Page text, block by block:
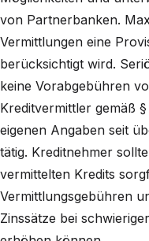
von Partnerbanken.
Vermittlungen eine
berücksichtigt wird.
keine Vorabgebühren
Kreditvermittler gemäß
eigenen Angaben seit
tätig. Kreditnehmer
vermittelten Kredits
Vermittlungsgebühren
Zinssätze bei